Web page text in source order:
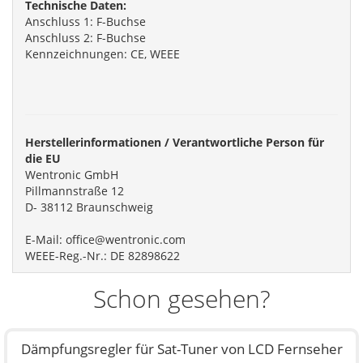
Technische Daten:
Anschluss 1: F-Buchse
Anschluss 2: F-Buchse
Kennzeichnungen: CE, WEEE
Herstellerinformationen / Verantwortliche Person für
die EU
Wentronic GmbH
Pillmannstraße 12
D- 38112 Braunschweig
E-Mail: office@wentronic.com
WEEE-Reg.-Nr.: DE 82898622
Schon gesehen?
Dämpfungsregler für Sat-Tuner von LCD Fernseher